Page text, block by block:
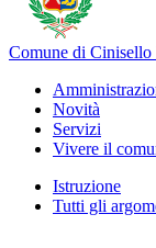
Comune di Cinisello
Novità
Servizi
Vivere il
Istruzione
Tutti gli